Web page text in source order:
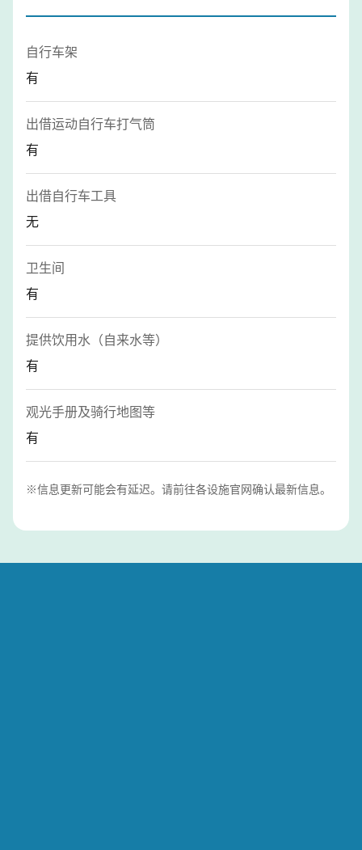
自行车架
有
出借运动自行车打气筒
有
出借自行车工具
无
卫生间
有
提供饮用水（自来水等）
有
观光手册及骑行地图等
有
※信息更新可能会有延迟。请前往各设施官网确认最新信息。